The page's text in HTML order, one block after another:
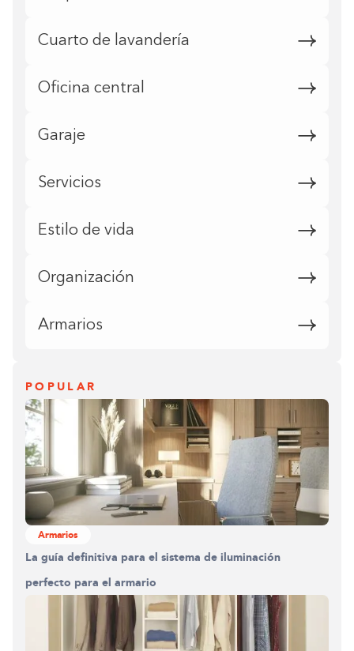
Cuarto de lavandería
Oficina central
Garaje
Servicios
Estilo de vida
Organización
Armarios
POPULAR
Armarios
La guía definitiva para el sistema de iluminación
perfecto para el armario
Construyendo el